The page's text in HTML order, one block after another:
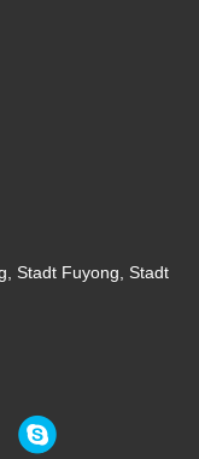
Stadt Fuyong, Stadt